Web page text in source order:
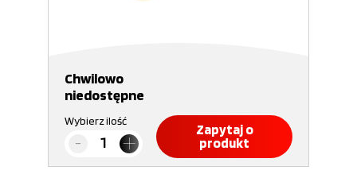
Chwilowo
niedostępne
Wybierz ilość
Zapytaj o
produkt